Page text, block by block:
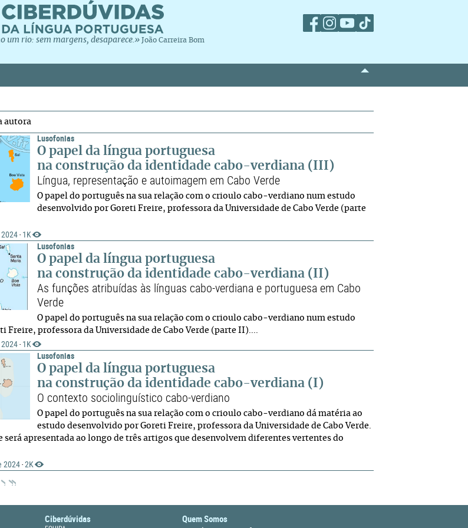
um rio: sem margens, desaparece.» João Carreira Bom
autora
Lusofonias
O papel da língua portuguesa
na construção da identidade cabo-verdiana (III)
Língua, representação e autoimagem em Cabo Verde
O papel do português na sua relação com o crioulo cabo-verdiano num estudo
desenvolvido por Goreti Freire, professora da Universidade de Cabo Verde (parte
· 1K
Lusofonias
O papel da língua portuguesa
na construção da identidade cabo-verdiana (II)
As funções atribuídas às línguas cabo-verdiana e portuguesa em Cabo
Verde
O papel do português na sua relação com o crioulo cabo-verdiano num estudo
Freire, professora da Universidade de Cabo Verde (parte II)....
· 1K
Lusofonias
O papel da língua portuguesa
na construção da identidade cabo-verdiana (I)
O contexto sociolinguístico cabo-verdiano
O papel do português na sua relação com o crioulo cabo-verdiano dá matéria ao
estudo desenvolvido por Goreti Freire, professora da Universidade de Cabo Verde.
será apresentada ao longo de três artigos que desenvolvem diferentes vertentes do
2024 · 2K
Ciberdúvidas Quem Somos